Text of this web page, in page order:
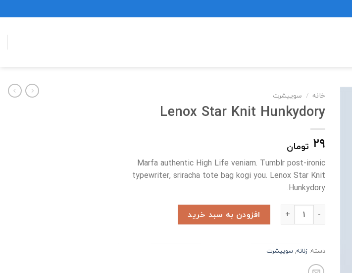
خانه / سوییشرت
Lenox Star Knit Hunkydory
۲۹ تومان
Marfa authentic High Life veniam. Tumblr post-ironic
typewriter, sriracha tote bag kogi you. Lenox Star Knit
Hunkydory.
Lenox Star Knit Hunkydory عددافزودن به سبد خرید
دسته: زنانه,سوییشرت